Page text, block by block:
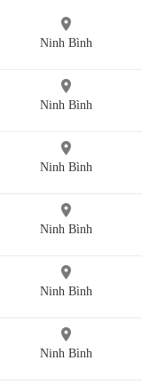
Ninh Bình
Ninh Bình
Ninh Bình
Ninh Bình
Ninh Bình
Ninh Bình